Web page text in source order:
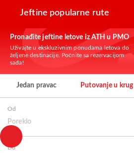
Jeftine popularne rute
Pronađite jeftine letove iz ATH u PMO
Uživajte u ekskluzivnim ponudama letova do
željene destinacije. Počnite sa rezervacijom
sada!
Jedan pravac Putovanje u krug
Od
Poreklo
Do